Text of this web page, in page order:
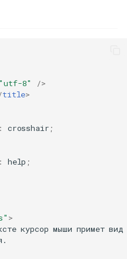
"utf-8"
/>
title>
: crosshair;
: help ;
>
курсор мыши примет вид